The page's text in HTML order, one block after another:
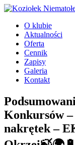
Przejdź
treści
O klubie
Aktualności
Oferta
Cennik
Zapisy
Galeria
Kontakt
Konkursów
nakrętek –